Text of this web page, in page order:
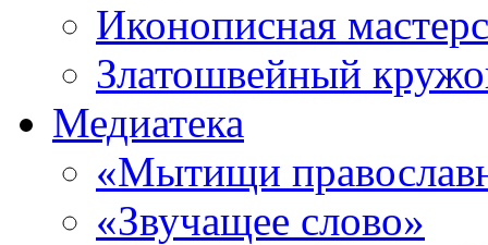
Иконописная
Златошвейный
Медиатека
«Мытищи
«Звучащее слово»